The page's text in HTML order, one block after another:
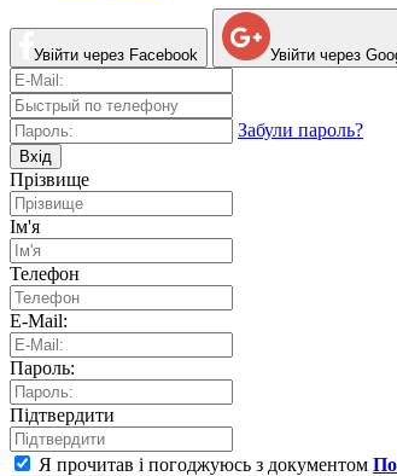
Увійти через Facebook Увійти через
Забули пароль?
Вхід
Прізвище
Ім'я
Телефон
E-Mail:
Пароль:
Підтвердити
Я прочитав і погоджуюсь з документом